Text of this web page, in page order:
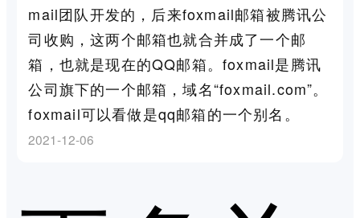
mail团队开发的，后来foxmail邮箱被腾讯公
司收购，这两个邮箱也就合并成了一个邮
箱，也就是现在的QQ邮箱。foxmail是腾讯
公司旗下的一个邮箱，域名“foxmail.com”。
foxmail可以看做是qq邮箱的一个别名。
2021-12-06